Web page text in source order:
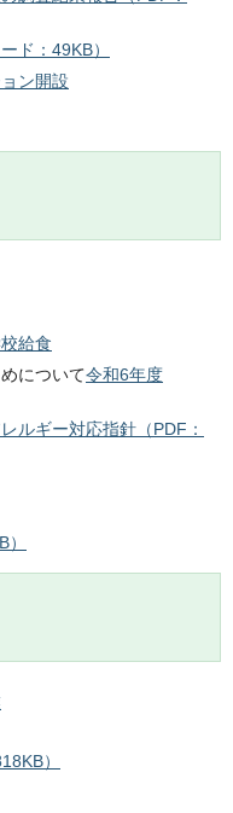
ド：49KB）
ン開設
給食
について令和6年度
ルギー対応指針（PDF：
）